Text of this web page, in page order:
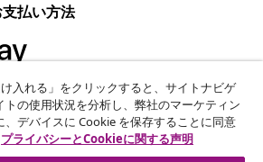
払い方法
録する
ーと一緒に、vidaXLから毎週のお得
ル、新着情報を受け取りましょう。
け入れる」をクリックすると、サイトナビゲ
トの使用状況を分析し、弊社のマーケティン
、デバイスに Cookie を保存することに同意
プライバシーとCookieに関する声明